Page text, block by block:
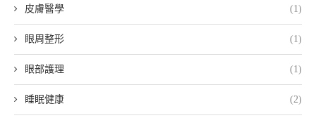
皮膚醫學 (1)
眼周整形 (1)
眼部護理 (1)
睡眠健康 (2)